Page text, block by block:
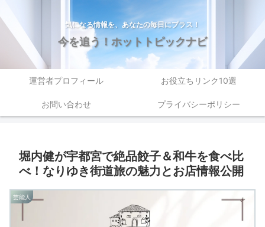
気になる情報を、あなたの毎日にプラス！
今を追う！ホットトピックナビ
運営者プロフィール お役立ちリンク10選
お問い合わせ プライバシーポリシー
堀内健が宇都宮で絶品餃子＆和牛を食べ比
べ！なりゆき街道旅の魅力とお店情報公開
芸能人